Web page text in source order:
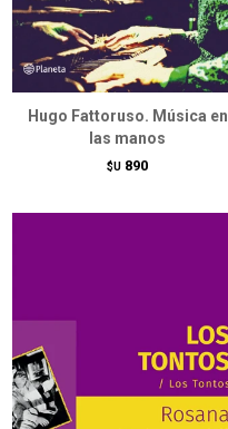
Hugo Fattoruso. Música en
las manos
$U 890